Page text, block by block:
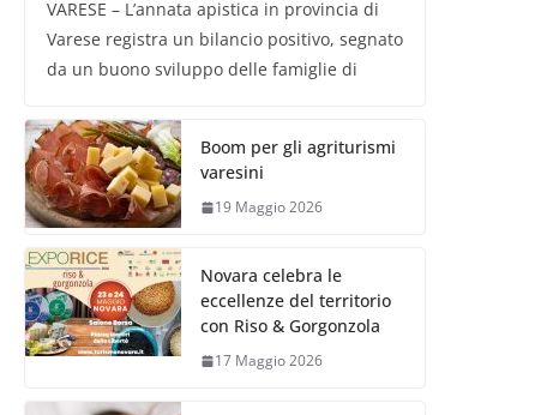
VARESE – L’annata apistica in provincia di
Varese registra un bilancio positivo, segnato
da un buono sviluppo delle famiglie di
Boom per gli agriturismi
varesini
19 Maggio 2026
Novara celebra le
eccellenze del territorio
con Riso & Gorgonzola
17 Maggio 2026